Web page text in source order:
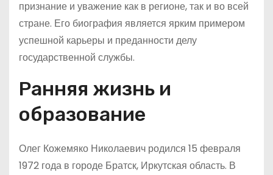
признание и уважение как в регионе, так и во всей
стране. Его биография является ярким примером
успешной карьеры и преданности делу
государственной службы.
Ранняя жизнь и
образование
Олег Кожемяко Николаевич родился 15 февраля
1972 года в городе Братск, Иркутская область. В